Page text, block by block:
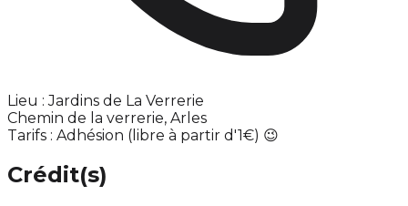
Lieu : Jardins de La Verrerie
Chemin de la verrerie, Arles
Tarifs : Adhésion (libre à partir d'1€) 😉
Crédit(s)